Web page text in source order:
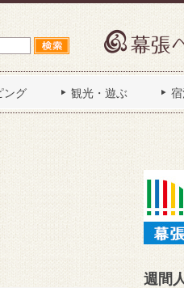
ング 観光・遊ぶ
週間